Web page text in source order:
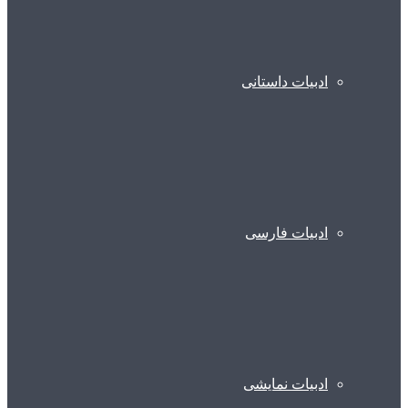
ادبیات داستانی
ادبیات فارسی
ادبیات نمایشی